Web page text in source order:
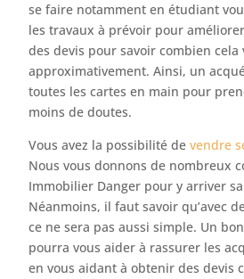
se faire notamment en étudiant
les travaux à prévoir pour
des devis pour savoir combien cela
approximativement. Ainsi, un
toutes les cartes en main pour
moins de doutes.
Vous avez la possibilité devendre
Nous vous donnons de nombreux
Immobilier Danger pour y arriver
Néanmoins, il faut savoir qu’avec
ce ne sera pas aussi simple. Un
pourra vous aider à rassurer les
en vous aidant à obtenir des devis